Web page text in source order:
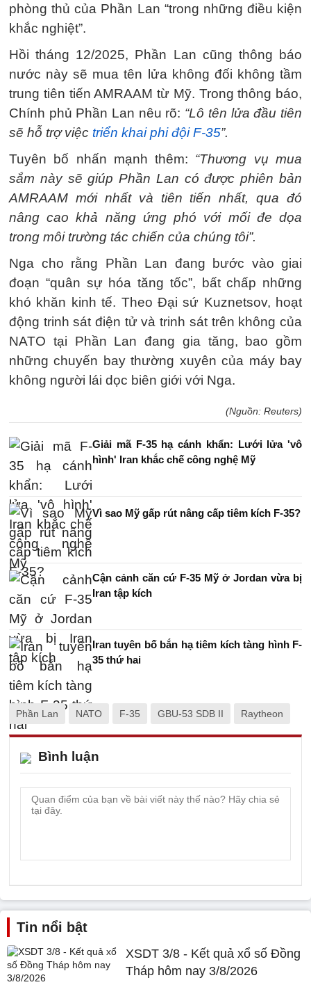
phòng thủ của Phần Lan “trong những điều kiện
khắc nghiệt”.
Hồi tháng 12/2025, Phần Lan cũng thông báo
nước này sẽ mua tên lửa không đối không tầm
trung tiên tiến AMRAAM từ Mỹ. Trong thông báo,
Chính phủ Phần Lan nêu rõ: “Lô tên lửa đầu tiên
sẽ hỗ trợ việc triển khai phi đội F-35”.
Tuyên bố nhấn mạnh thêm: “Thương vụ mua
sắm này sẽ giúp Phần Lan có được phiên bản
AMRAAM mới nhất và tiên tiến nhất, qua đó
nâng cao khả năng ứng phó với mối đe dọa
trong môi trường tác chiến của chúng tôi”.
Nga cho rằng Phần Lan đang bước vào giai
đoạn “quân sự hóa tăng tốc”, bất chấp những
khó khăn kinh tế. Theo Đại sứ Kuznetsov, hoạt
động trinh sát điện tử và trinh sát trên không của
NATO tại Phần Lan đang gia tăng, bao gồm
những chuyến bay thường xuyên của máy bay
không người lái dọc biên giới với Nga.
(Nguồn: Reuters)
Giải mã F-35 hạ cánh khẩn: Lưới lửa 'vô
hình' Iran khắc chế công nghệ Mỹ
Vì sao Mỹ gấp rút nâng cấp tiêm kích F-35?
Cận cảnh căn cứ F-35 Mỹ ở Jordan vừa bị
Iran tập kích
Iran tuyên bố bắn hạ tiêm kích tàng hình F-
35 thứ hai
Phần Lan NATO F-35 GBU-53 SDB II Raytheon
Bình luận
Tin nổi bật
XSDT 3/8 - Kết quả xổ số Đồng
Tháp hôm nay 3/8/2026